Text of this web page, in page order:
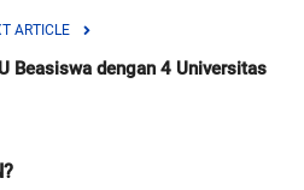
ARTICLE
Beasiswa dengan 4 Universitas